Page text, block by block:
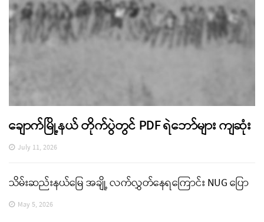
ချောက်မြို့နယ် တိုက်ပွဲတွင် PDF ရဲဘော်များ ကျဆုံး
July 11, 2026
သိမ်းဆည်းနယ်မြေ အချို့ လက်လွှတ်နေရကြောင်း NUG ပြော
May 5, 2026